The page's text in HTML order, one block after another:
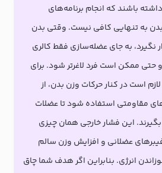
داشته باشند که انجام برنامه‌های
به تنهایی کافی نیست. وقتی بدن
نگیرد، به جای عضله‌سازی فقط کالری
حتی ممکن است فرد لاغرتر شود. برای
است در کنار حرکات وزن بدن، از
مقاومتی استفاده شود تا عضلات
این فشار خارجی همان چیزی
عضلانی و افزایش وزن سالم
انرژی. بنابراین اگر هدف شما چاق